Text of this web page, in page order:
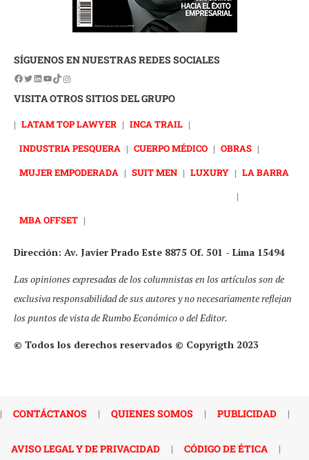
SÍGUENOS EN NUESTRAS REDES SOCIALES
VISITA OTROS SITIOS DEL GRUPO
| LATAM TOP LAWYER | INCA TRAIL |
INDUSTRIA PESQUERA | CUERPO MÉDICO | OBRAS |
MUJER EMPODERADA | SUIT MEN | LUXURY | LA BARRA
|
MBA OFFSET |
Dirección: Av. Javier Prado Este 8875 Of. 501 - Lima 15494
Las opiniones expresadas de los columnistas en los artículos son de
exclusiva responsabilidad de sus autores y no necesariamente reflejan
los puntos de vista de Rumbo Económico o del Editor.
© Todos los derechos reservados © Copyrigth 2023
| CONTÁCTANOS | QUIENES SOMOS | PUBLICIDAD |
AVISO LEGAL Y DE PRIVACIDAD | CÓDIGO DE ÉTICA |